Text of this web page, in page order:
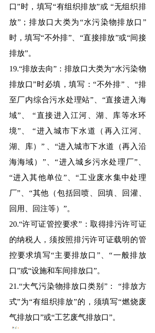
口”时，填写“有组织排放”或 “无组织排
放”；排放口大类为“水污染物排放口”
时，填写“不外排”、“直接排放”或“间接
排放”。
19.“排放去向”：排放口大类为“水污染物
排放口”时必填，填写：“不外排” 、“排
至厂内综合污水处理站”、“直接进入海
域”、 “直接进入江河、湖、库等水环
境”、 “进入城市下水道（再入江河、
湖、库）” 、“进入城市下水道（再入沿
海海域）”、“进入城乡污水处理厂”、
“进入其他单位”、“工业废水集中处理
厂”、“其他（包括回喷、回填、回灌、
回用、回注等）”。
20.“许可证管控要求”：取得排污许可证
的纳税人，须按照排污许可证载明的管
控要求填写“主要排放口”、“一般排放
口”或“设施和车间排放口”。
21.“大气污染物排放口类别”： “排放方
式”为“有组织排放”的，须填写“燃烧废
气排放口”或“工艺废气排放口”。